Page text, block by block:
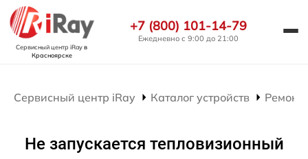
Сервисный центр iRayв
Красноярске
+7 (800) 101-14-79
Ежедневно с 9:00 до 21:00
Сервисный центр iRay Каталог устройств Ремонт
Не запускается тепловизионный